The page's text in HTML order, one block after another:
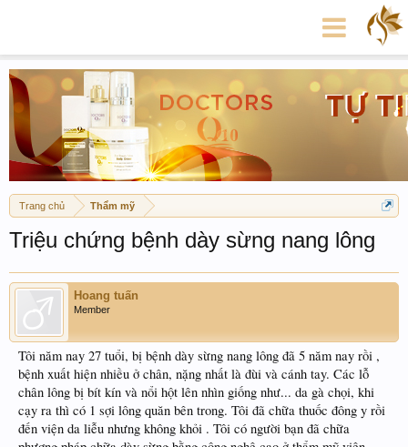
Trang chủ Thẩm mỹ
Triệu chứng bệnh dày sừng nang lông
Hoang tuấn
Member
Tôi năm nay 27 tuổi, bị bệnh dày sừng nang lông đã 5 năm nay rồi ,
bệnh xuất hiện nhiều ở chân, nặng nhất là đùi và cánh tay. Các lỗ
chân lông bị bít kín và nổi hột lên nhìn giống như... da gà chọi, khi
cạy ra thì có 1 sợi lông quăn bên trong. Tôi đã chữa thuốc đông y rồi
đến viện da liễu nhưng không khỏi . Tôi có người bạn đã chữa